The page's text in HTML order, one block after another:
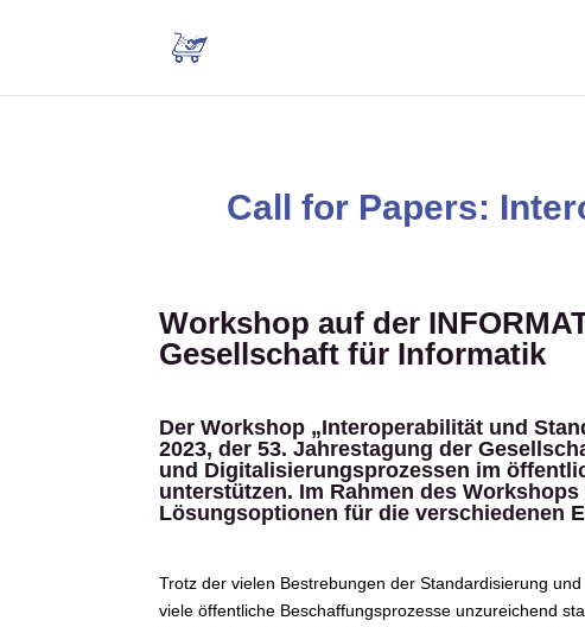
Call for Papers:
Workshop auf der
Gesellschaft für Informatik
Der Workshop „Interoperabilität und
2023, der 53. Jahrestagung der
und Digitalisierungsprozessen im
unterstützen. Im Rahmen des
Lösungsoptionen für die verschiedenen
Trotz der vielen Bestrebungen der Standardisierung
viele öffentliche Beschaffungsprozesse unzureichend